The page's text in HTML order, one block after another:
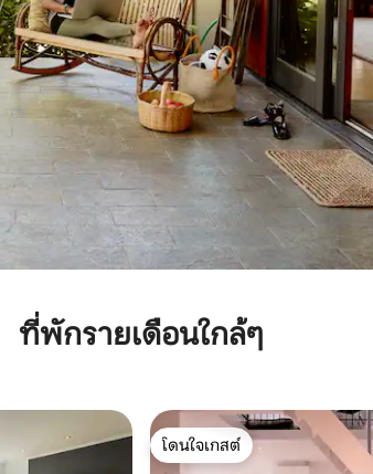
ที่พักรายเดือนใกล้ๆ
โดนใจเกสต์
โดนใจเกสต์